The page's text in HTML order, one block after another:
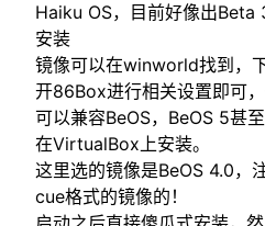
Haiku OS，目前好像出Beta
安装
镜像可以在winworld找到，
开86Box进行相关设置即可
可以兼容BeOS，BeOS 5甚
在VirtualBox上安装。
这里选的镜像是BeOS 4.0，
cue格式的镜像的！